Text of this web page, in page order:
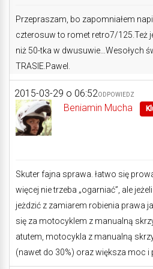
Przepraszam, bo zapomniałem
czterosuw to romet retro7/125.Też
niż 50-tka w dwusuwie…Wesołych
TRASIE.Pawel.
2015-03-29 o 06:52ODPOWIEDZ
Beniamin Mucha
Skuter fajna sprawa. łatwo się
więcej nie trzeba „ogarniać”, ale
jeżdzić z zamiarem robienia prawa
się za motocyklem z manualną
atutem, motocykla z manualną
(nawet do 30%) oraz większa moc i